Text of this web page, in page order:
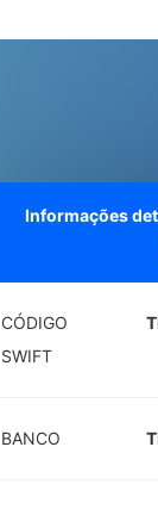
Informações
CÓDIGO
SWIFT
BANCO